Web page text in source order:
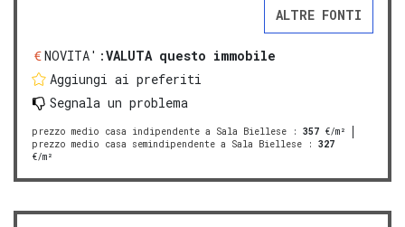
ALTRE FONTI
NOVITA':VALUTA questo immobile
Aggiungi ai preferiti
Segnala un problema
prezzo medio casa indipendente a Sala Biellese : 357 €/m²
prezzo medio casa semindipendente a Sala Biellese : 327
€/m²